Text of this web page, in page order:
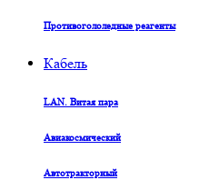
Противогололедные реагенты
Кабель
LAN. Витая пара
Авиакосмический
Автотракторный